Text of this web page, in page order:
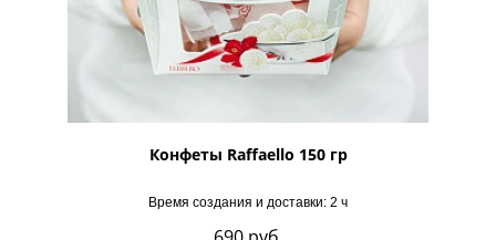
Конфеты Raffaello 150 гр
Время создания и доставки: 2 ч